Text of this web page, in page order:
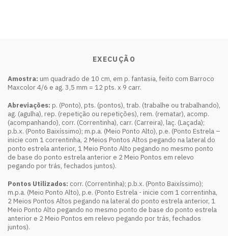
EXECUÇÃO
Amostra: um quadrado de 10 cm, em p. fantasia, feito com Barroco
Maxcolor 4/6 e ag. 3,5 mm = 12 pts. x 9 carr.
Abreviações: p. (Ponto), pts. (pontos), trab. (trabalhe ou trabalhando),
ag. (agulha), rep. (repetição ou repetições), rem. (rematar), acomp.
(acompanhando), corr. (Correntinha), carr. (Carreira), laç. (Laçada);
p.b.x. (Ponto Baixíssimo); m.p.a. (Meio Ponto Alto), p.e. (Ponto Estrela –
inicie com 1 correntinha, 2 Meios Pontos Altos pegando na lateral do
ponto estrela anterior, 1 Meio Ponto Alto pegando no mesmo ponto
de base do ponto estrela anterior e 2 Meio Pontos em relevo
pegando por trás, fechados juntos).
Pontos Utilizados: corr. (Correntinha); p.b.x. (Ponto Baixíssimo);
m.p.a. (Meio Ponto Alto), p.e. (Ponto Estrela - inicie com 1 correntinha,
2 Meios Pontos Altos pegando na lateral do ponto estrela anterior, 1
Meio Ponto Alto pegando no mesmo ponto de base do ponto estrela
anterior e 2 Meio Pontos em relevo pegando por trás, fechados
juntos).